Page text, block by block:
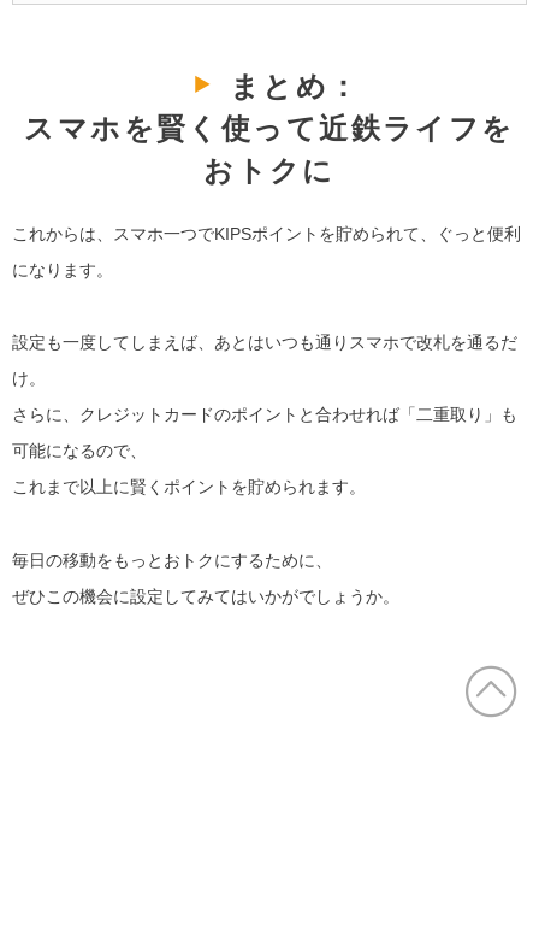
まとめ：
スマホを賢く使って近鉄ライフを
おトクに
これからは、スマホ一つでKIPSポイントを貯められて、ぐっと便利
になります。
設定も一度してしまえば、あとはいつも通りスマホで改札を通るだ
け。
さらに、クレジットカードのポイントと合わせれば「二重取り」も
可能になるので、
これまで以上に賢くポイントを貯められます。
毎日の移動をもっとおトクにするために、
ぜひこの機会に設定してみてはいかがでしょうか。